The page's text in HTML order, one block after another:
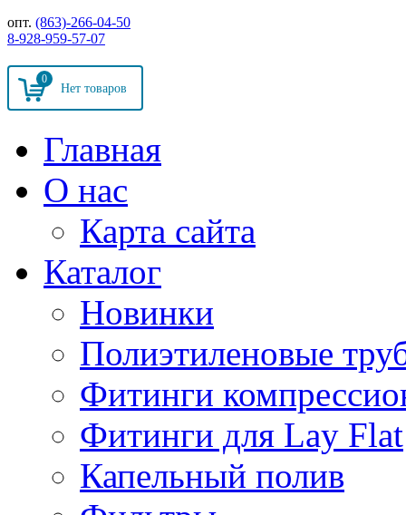
опт. (863)-266-04-50
8-928-959-57-07
0
Главная
О нас
Карта сайта
Каталог
Новинки
Полиэтиленовые
Фитинги
Фитинги для Lay Flat
Капельный полив